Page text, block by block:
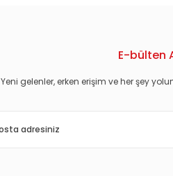
E-bülten
Yeni gelenler, erken erişim ve her şey